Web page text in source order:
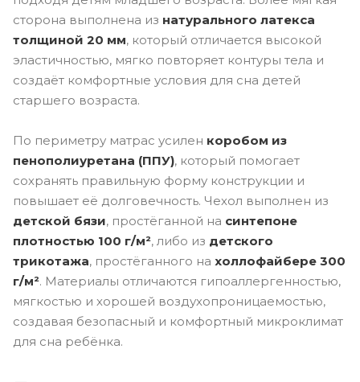
сторона выполнена из натурального латекса
толщиной 20 мм, который отличается высокой
эластичностью, мягко повторяет контуры тела и
создаёт комфортные условия для сна детей
старшего возраста.
По периметру матрас усилен коробом из
пенополиуретана (ППУ), который помогает
сохранять правильную форму конструкции и
повышает её долговечность. Чехол выполнен из
детской бязи, простёганной на синтепоне
плотностью 100 г/м², либо из детского
трикотажа, простёганного на холлофайбере 300
г/м². Материалы отличаются гипоаллергенностью,
мягкостью и хорошей воздухопроницаемостью,
создавая безопасный и комфортный микроклимат
для сна ребёнка.